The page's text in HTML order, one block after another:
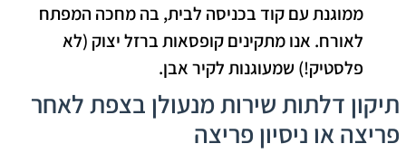
ממוגנת עם קוד בכניסה לבית, בה מחכה המפתח
לאורח. אנו מתקינים קופסאות ברזל יצוק (לא
פלסטיק!) שמעוגנות לקיר אבן.
תיקון דלתות שירות מנעולן בצפת לאחר
פריצה או ניסיון פריצה